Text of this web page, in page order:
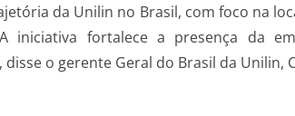
da Unilin no Brasil, com foco na
iniciativa fortalece a presença da
o gerente Geral do Brasil da Unilin,